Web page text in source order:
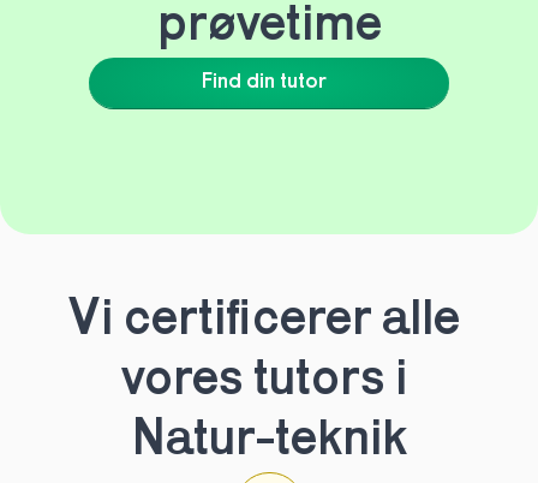
Find din tutor
prøvetime
Vi certificerer alle
vores tutors i
Natur-teknik